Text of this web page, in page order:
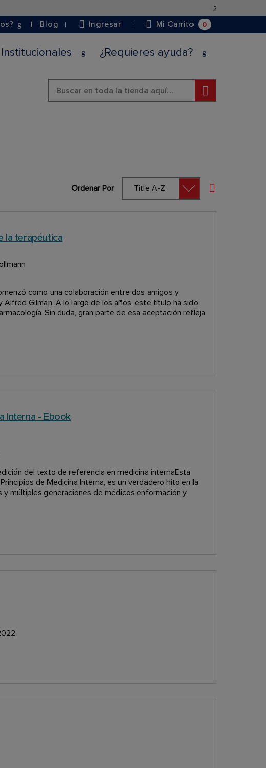
Saltar
Contenido
Blog Ingresar Mi Carrito 0
¿Requieres ayuda?
Buscar
Ordenar Por Fijar Órden
la terapéutica
como una colaboración entre dos amigos y
Alfred Gilman. A lo largo de los años, este título ha sido
Sin duda, gran parte de esa aceptación refleja
Interna - Ebook
del texto de referencia en medicina internaEsta
de Medicina Interna, es un verdadero hito en la
y múltiples generaciones de médicos enformación y